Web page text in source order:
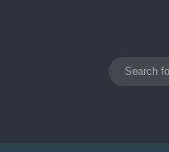
Switch skin